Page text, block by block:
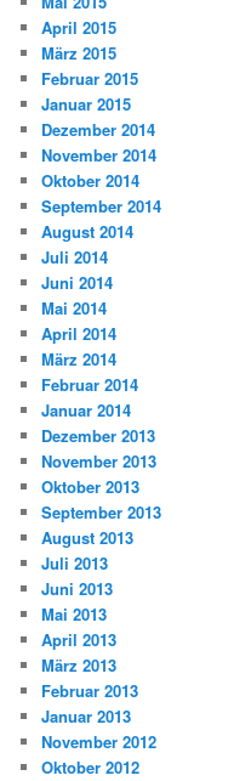
April 2015
März 2015
Februar 2015
Januar 2015
Dezember 2014
November 2014
Oktober 2014
September 2014
August 2014
Juli 2014
Juni 2014
Mai 2014
April 2014
März 2014
Februar 2014
Januar 2014
Dezember 2013
November 2013
Oktober 2013
September 2013
August 2013
Juli 2013
Juni 2013
Mai 2013
April 2013
März 2013
Februar 2013
Januar 2013
November 2012
Oktober 2012